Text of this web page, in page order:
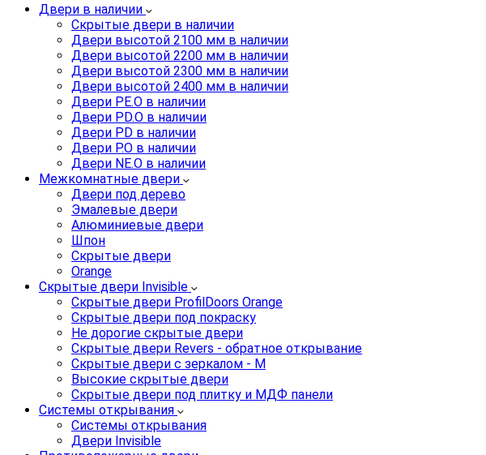
Двери в наличии
Скрытые двери в наличии
Двери высотой 2100 мм в наличии
Двери высотой 2200 мм в наличии
Двери высотой 2300 мм в наличии
Двери высотой 2400 мм в наличии
Двери PE.O в наличии
Двери PD.O в наличии
Двери PD в наличии
Двери P.O в наличии
Двери NE.O в наличии
Межкомнатные двери
Двери под дерево
Эмалевые двери
Алюминиевые двери
Шпон
Скрытые двери
Orange
Скрытые двери Invisible
Скрытые двери ProfilDoors Orange
Скрытые двери под покраску
Не дорогие скрытые двери
Скрытые двери Revers - обратное открывание
Скрытые двери с зеркалом - M
Высокие скрытые двери
Скрытые двери под плитку и МДФ панели
Системы открывания
Системы открывания
Двери Invisible